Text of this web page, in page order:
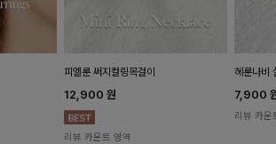
피엘룬 써지컬링목걸이
12,900 원
리뷰 카운트 영역
헤룬나비
7,900
리뷰 카운